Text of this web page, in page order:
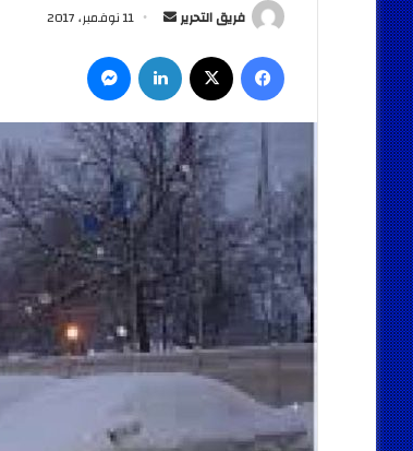
فريق التحرير
أرسل
إلكترونيا
11 نوفمبر، 2017
فيسبوك لينكدإن